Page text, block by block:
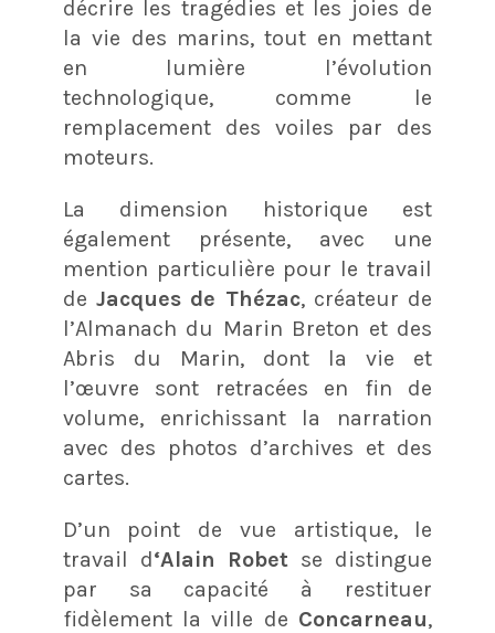
décrire les tragédies et les joies de
la vie des marins, tout en mettant
en lumière l’évolution
technologique, comme le
remplacement des voiles par des
moteurs.
La dimension historique est
également présente, avec une
mention particulière pour le travail
deJacques de Thézac, créateur de
l’Almanach du Marin Breton et des
Abris du Marin, dont la vie et
l’œuvre sont retracées en fin de
volume, enrichissant la narration
avec des photos d’archives et des
cartes.
D’un point de vue artistique, le
travail d‘Alain Robet se distingue
par sa capacité à restituer
fidèlement la ville de Concarneau,